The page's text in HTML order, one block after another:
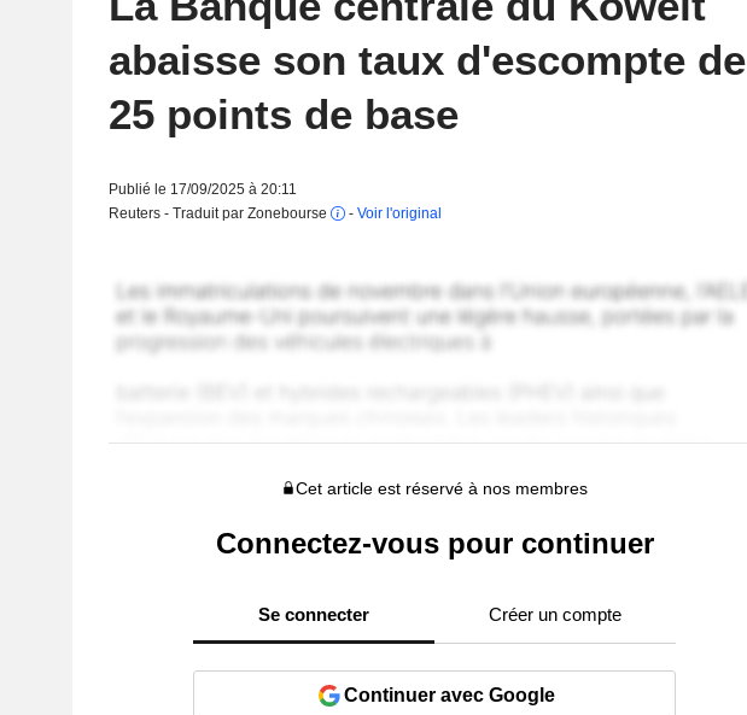
abaisse son taux d'escompte de
25 points de base
Publié le 17/09/2025 à 20:11
Reuters - Traduit par Zonebourse
- Voir l'original
Cet article est réservé à nos membres
Connectez-vous pour continuer
Se connecter Créer un compte
Continuer avec Google